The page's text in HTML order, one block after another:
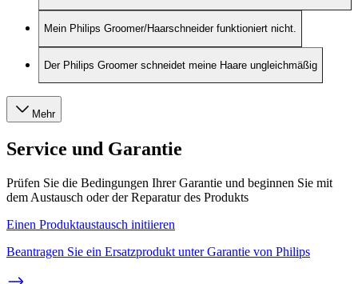
Mein Philips Groomer/Haarschneider funktioniert nicht.
Der Philips Groomer schneidet meine Haare ungleichmäßig
Mehr
Service und Garantie
Prüfen Sie die Bedingungen Ihrer Garantie und beginnen Sie mit
dem Austausch oder der Reparatur des Produkts
Einen Produktaustausch initiieren
Beantragen Sie ein Ersatzprodukt unter Garantie von Philips